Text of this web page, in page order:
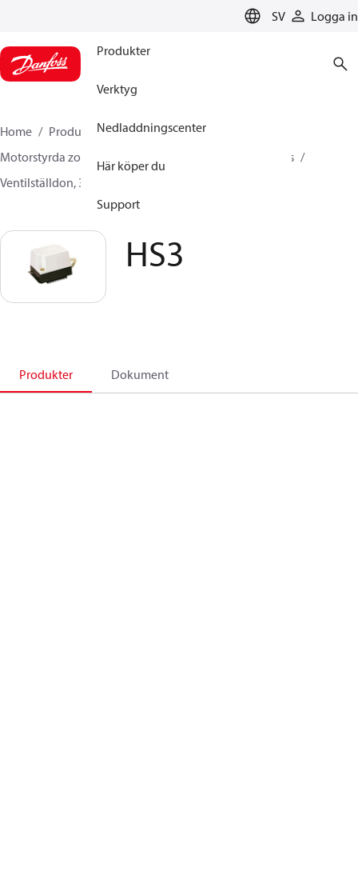
SV Logga in
Produkter
Verktyg
Nedladdningscenter
Här köper du
Support
Home Produkter
Climate Solutions for heating
Motorstyrda zonventiler
Motorstyrda ventiler 3-ports
Ventilställdon, 3-vägs
HS3
Produkter Dokument